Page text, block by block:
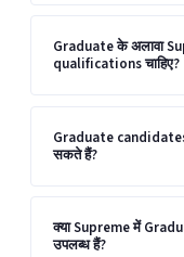
Graduate के अलावा
qualifications चाहिए?
Graduate
सकते हैं?
क्या Supreme में
उपलब्ध हैं?